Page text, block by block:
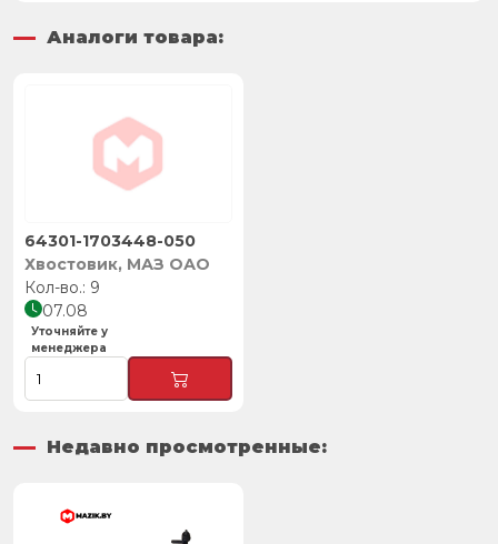
Аналоги товара:
Хвостовик, МАЗ ОАО
64301-1703448-050
9
07.08
Уточняйте у
менеджера
Недавно просмотренные: